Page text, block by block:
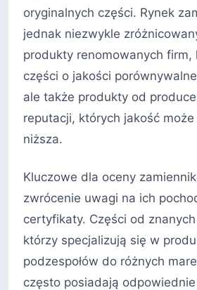
oryginalnych części. Rynek
jednak niezwykle
produkty renomowanych firm,
części o jakości
ale także produkty od
reputacji, których jakość
niższa.
Kluczowe dla oceny
zwrócenie uwagi na ich
certyfikaty. Części od
którzy specjalizują się w
podzespołów do różnych
często posiadają